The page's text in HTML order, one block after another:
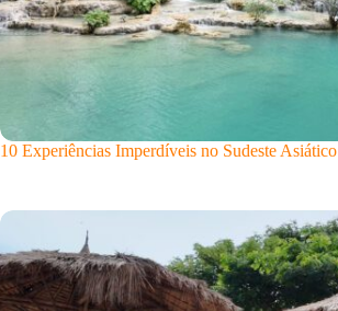
10 Experiências Imperdíveis no Sudeste Asiático